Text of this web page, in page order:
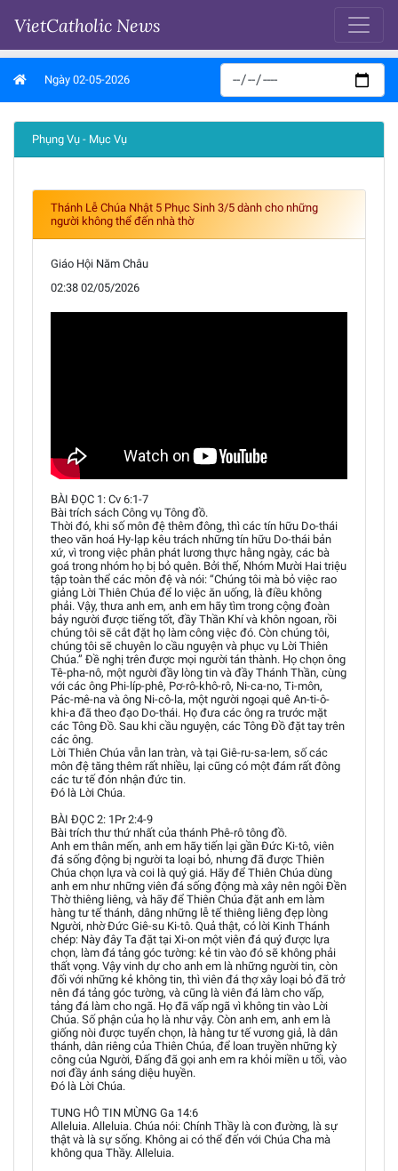
VietCatholic News
Ngày 02-05-2026
Phụng Vụ - Mục Vụ
Thánh Lễ Chúa Nhật 5 Phục Sinh 3/5 dành cho những
người không thể đến nhà thờ
Giáo Hội Năm Châu
02:38 02/05/2026
BÀI ĐỌC 1: Cv 6:1-7
Bài trích sách Công vụ Tông đồ.
Thời đó, khi số môn đệ thêm đông, thì các tín hữu Do-thái
theo văn hoá Hy-lạp kêu trách những tín hữu Do-thái bản
xứ, vì trong việc phân phát lương thực hằng ngày, các bà
goá trong nhóm họ bị bỏ quên. Bởi thế, Nhóm Mười Hai triệu
tập toàn thể các môn đệ và nói: “Chúng tôi mà bỏ việc rao
giảng Lời Thiên Chúa để lo việc ăn uống, là điều không
phải. Vậy, thưa anh em, anh em hãy tìm trong cộng đoàn
bảy người được tiếng tốt, đầy Thần Khí và khôn ngoan, rồi
chúng tôi sẽ cắt đặt họ làm công việc đó. Còn chúng tôi,
chúng tôi sẽ chuyên lo cầu nguyện và phục vụ Lời Thiên
Chúa.” Đề nghị trên được mọi người tán thành. Họ chọn ông
Tê-pha-nô, một người đầy lòng tin và đầy Thánh Thần, cùng
với các ông Phi-líp-phê, Pơ-rô-khô-rô, Ni-ca-no, Ti-môn,
Pác-mê-na và ông Ni-cô-la, một người ngoại quê An-ti-ô-
khi-a đã theo đạo Do-thái. Họ đưa các ông ra trước mặt
các Tông Đồ. Sau khi cầu nguyện, các Tông Đồ đặt tay trên
các ông.
Lời Thiên Chúa vẫn lan tràn, và tại Giê-ru-sa-lem, số các
môn đệ tăng thêm rất nhiều, lại cũng có một đám rất đông
các tư tế đón nhận đức tin.
Đó là Lời Chúa.
BÀI ĐỌC 2: 1Pr 2:4-9
Bài trích thư thứ nhất của thánh Phê-rô tông đồ.
Anh em thân mến, anh em hãy tiến lại gần Đức Ki-tô, viên
đá sống động bị người ta loại bỏ, nhưng đã được Thiên
Chúa chọn lựa và coi là quý giá. Hãy để Thiên Chúa dùng
anh em như những viên đá sống động mà xây nên ngôi Đền
Thờ thiêng liêng, và hãy để Thiên Chúa đặt anh em làm
hàng tư tế thánh, dâng những lễ tế thiêng liêng đẹp lòng
Người, nhờ Đức Giê-su Ki-tô. Quả thật, có lời Kinh Thánh
chép: Này đây Ta đặt tại Xi-on một viên đá quý được lựa
chọn, làm đá tảng góc tường: kẻ tin vào đó sẽ không phải
thất vọng. Vậy vinh dự cho anh em là những người tin, còn
đối với những kẻ không tin, thì viên đá thợ xây loại bỏ đã trở
nên đá tảng góc tường, và cũng là viên đá làm cho vấp,
tảng đá làm cho ngã. Họ đã vấp ngã vì không tin vào Lời
Chúa. Số phận của họ là như vậy. Còn anh em, anh em là
giống nòi được tuyển chọn, là hàng tư tế vương giả, là dân
thánh, dân riêng của Thiên Chúa, để loan truyền những kỳ
công của Người, Đấng đã gọi anh em ra khỏi miền u tối, vào
nơi đầy ánh sáng diệu huyền.
Đó là Lời Chúa.
TUNG HÔ TIN MỪNG Ga 14:6
Alleluia. Alleluia. Chúa nói: Chính Thầy là con đường, là sự
thật và là sự sống. Không ai có thể đến với Chúa Cha mà
không qua Thầy. Alleluia.